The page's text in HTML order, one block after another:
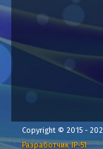
Copyright © 2015 -
Разработчик IP-51